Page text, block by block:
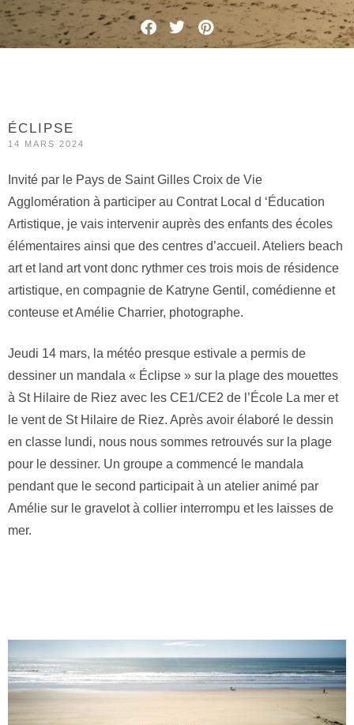
ÉCLIPSE
14 MARS 2024
Invité par le Pays de Saint Gilles Croix de Vie
Agglomération à participer au Contrat Local d ‘Éducation
Artistique, je vais intervenir auprès des enfants des écoles
élémentaires ainsi que des centres d’accueil. Ateliers beach
art et land art vont donc rythmer ces trois mois de résidence
artistique, en compagnie de Katryne Gentil, comédienne et
conteuse et Amélie Charrier, photographe.
Jeudi 14 mars, la météo presque estivale a permis de
dessiner un mandala « Éclipse » sur la plage des mouettes
à St Hilaire de Riez avec les CE1/CE2 de l’École La mer et
le vent de St Hilaire de Riez. Après avoir élaboré le dessin
en classe lundi, nous nous sommes retrouvés sur la plage
pour le dessiner. Un groupe a commencé le mandala
pendant que le second participait à un atelier animé par
Amélie sur le gravelot à collier interrompu et les laisses de
mer.